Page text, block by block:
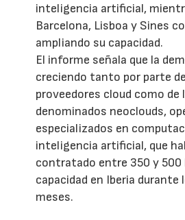
inteligencia artificial,
Barcelona, Lisboa y Sines
ampliando su capacidad.
El informe señala que la
creciendo tanto por parte
proveedores cloud como de
denominados neoclouds,
especializados en
inteligencia artificial, que
contratado entre 350 y 500
capacidad en Iberia
meses.